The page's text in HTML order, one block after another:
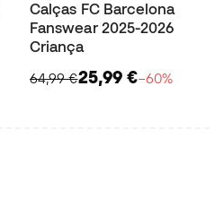
Calças FC Barcelona
Fanswear 2025-2026
Criança
64,99 €25,99 €−60%